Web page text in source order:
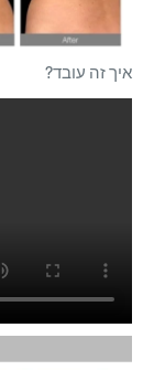
איך זה עובד?